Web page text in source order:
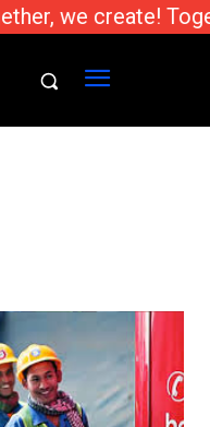
we create!